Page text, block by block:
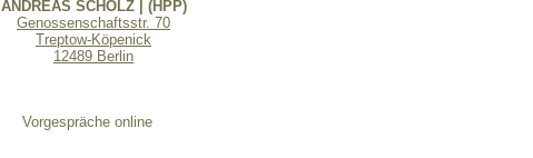
ANDREAS SCHOLZ | (HPP)
Genossenschaftsstr. 70
Treptow-Köpenick
12489 Berlin
Vorgespräche online